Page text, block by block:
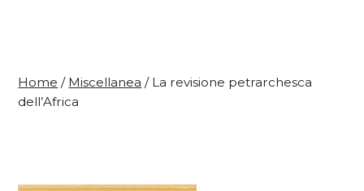
Home / Miscellanea / La revisione petrarchesca
dell’Africa